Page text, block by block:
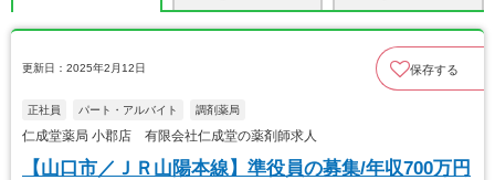
更新日：2025年2月12日 保存する
正社員 パート・アルバイト 調剤薬局
仁成堂薬局 小郡店 有限会社仁成堂の薬剤師求人
【山口市／ＪＲ山陽本線】準役員の募集/年収700万円